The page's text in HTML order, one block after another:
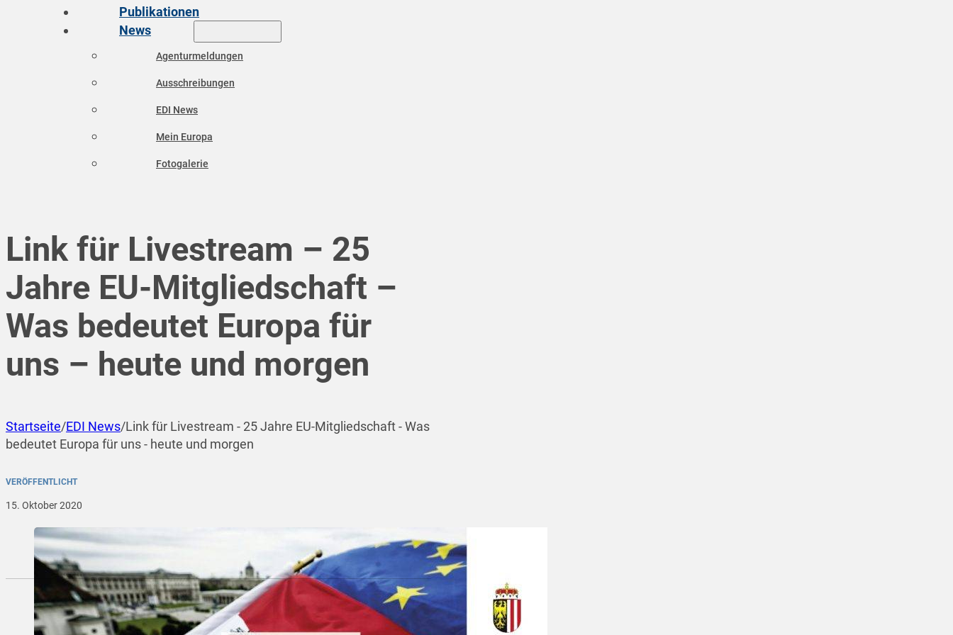
Publikationen
News
Agenturmeldungen
Ausschreibungen
EDI News
Mein Europa
Fotogalerie
Link für Livestream – 25
Jahre EU-Mitgliedschaft –
Was bedeutet Europa für
uns – heute und morgen
Startseite/EDI News/Link für Livestream - 25 Jahre EU-Mitgliedschaft - Was
bedeutet Europa für uns - heute und morgen
VERÖFFENTLICHT
15. Oktober 2020